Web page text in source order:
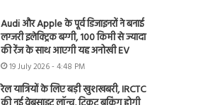
Audi और Apple के पूर्व डिजाइनरों ने बनाई
लग्जरी इलेक्ट्रिक बग्गी, 100 किमी से ज्यादा
की रेंज के साथ आएगी यह अनोखी EV
19 July 2026 - 4:48 PM
रेल यात्रियों के लिए बड़ी खुशखबरी, IRCTC